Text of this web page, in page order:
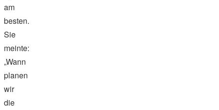
am
besten.
Sie
meinte:
„Wann
planen
wir
die